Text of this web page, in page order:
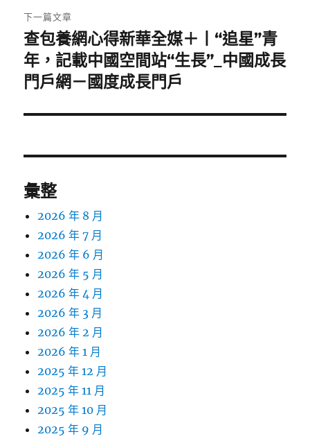
章:
下一篇文章
下
一
篇
章:
查包養網心得新華全媒＋丨“追星”青
年，記載中國空間站“生長”_中國成長
門戶網－國度成長門戶
彙整
2026 年 8 月
2026 年 7 月
2026 年 6 月
2026 年 5 月
2026 年 4 月
2026 年 3 月
2026 年 2 月
2026 年 1 月
2025 年 12 月
2025 年 11 月
2025 年 10 月
2025 年 9 月